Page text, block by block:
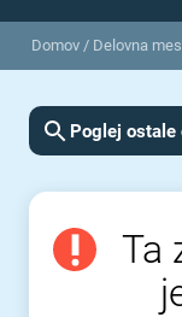
Domov / Delovna
Poglej ostale
Ta